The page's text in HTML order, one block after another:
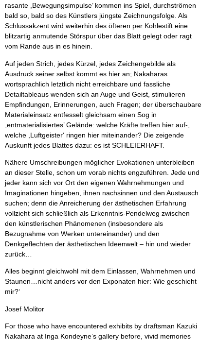
rasante ,Bewegungsimpulse’ kommen ins Spiel, durchströmen
bald so, bald so des Künstlers jüngste Zeichnungsfolge. Als
Schlussakzent wird weiterhin des öfteren per Kohlestift eine
blitzartig anmutende Störspur über das Blatt gelegt oder ragt
vom Rande aus in es hinein.
Auf jeden Strich, jedes Kürzel, jedes Zeichengebilde als
Ausdruck seiner selbst kommt es hier an; Nakaharas
wortsprachlich letztlich nicht erreichbare und fassliche
Detailtableaus wenden sich an Auge und Geist, stimulieren
Empfindungen, Erinnerungen, auch Fragen; der überschaubare
Materialeinsatz entfesselt gleichsam einen Sog in
,entmaterialisiertes’ Gelände: welche Kräfte treffen hier auf-,
welche ,Luftgeister‘ ringen hier miteinander? Die zeigende
Auskunft jedes Blattes dazu: es ist SCHLEIERHAFT.
Nähere Umschreibungen möglicher Evokationen unterbleiben
an dieser Stelle, schon um vorab nichts engzuführen. Jede und
jeder kann sich vor Ort den eigenen Wahrnehmungen und
Imaginationen hingeben, ihnen nachsinnen und den Austausch
suchen; denn die Anreicherung der ästhetischen Erfahrung
vollzieht sich schließlich als Erkenntnis-Pendelweg zwischen
den künstlerischen Phänomenen (insbesondere als
Bezugnahme von Werken untereinander) und den
Denkgeflechten der ästhetischen Ideenwelt – hin und wieder
zurück…
Alles beginnt gleichwohl mit dem Einlassen, Wahrnehmen und
Staunen…nicht anders vor den Exponaten hier: Wie geschieht
mir?‘
Josef Molitor
For those who have encountered exhibits by draftsman Kazuki
Nakahara at Inga Kondeyne’s gallery before, vivid memories